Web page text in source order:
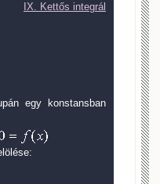
IX. Kettős integrál
egy konstansban